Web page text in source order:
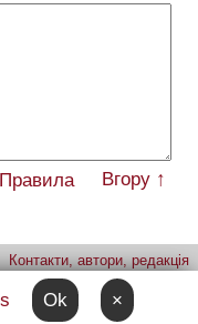
Правила Вгору ↑
Контакти, автори, редакція
Android
Ok ×